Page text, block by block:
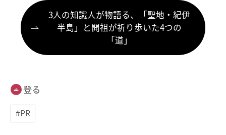
3人の知識人が物語る、「聖地・紀伊
半島」と開祖が祈り歩いた4つの
「道」
登る
#PR